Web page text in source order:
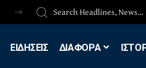
ΕΙΔΗΣΕΙΣ ΔΙΑΦΟΡΑ